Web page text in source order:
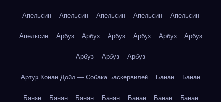
Апельсин Апельсин Апельсин Апельсин Апельсин
Апельсин Арбуз Арбуз Арбуз Арбуз Арбуз Арбуз
Арбуз Арбуз Арбуз
Артур Конан Дойл — Собака Баскервилей Банан Банан
Банан Банан Банан Банан Банан Банан Банан